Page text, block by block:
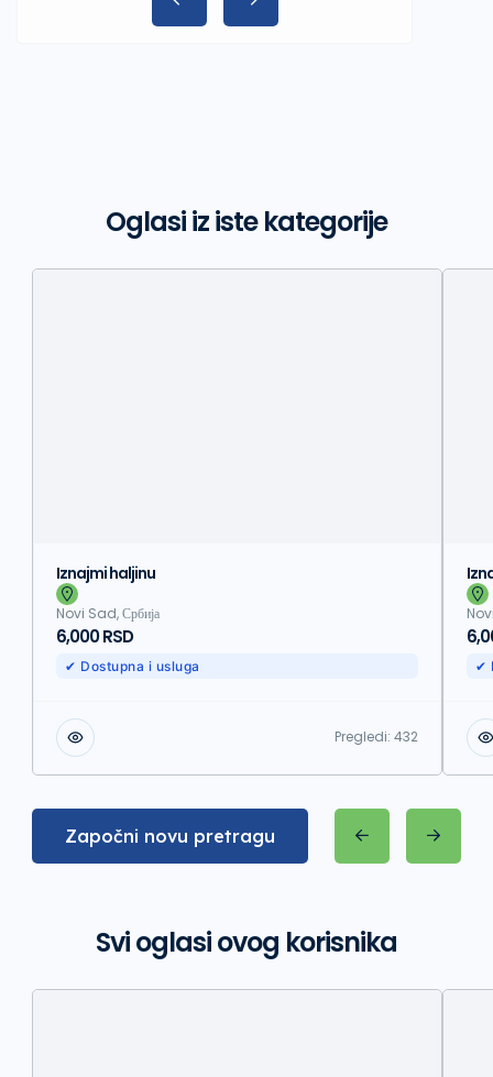
Oglasi iz iste kategorije
Iznajmi haljinu
Novi Sad, Србија
6,000 RSD
✔ Dostupna i usluga
Pregledi:432
✔
Započni novu pretragu
Svi oglasi ovog korisnika